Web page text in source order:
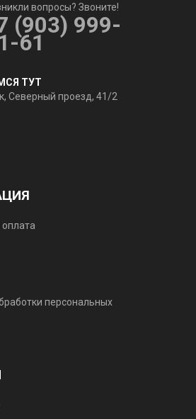
вопросы? Звоните!
(903) 999-
61
ТУТ
Северный проезд, 41/2
персональных